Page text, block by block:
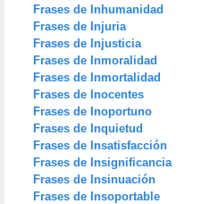
Frases de Inhumanidad
Frases de Injuria
Frases de Injusticia
Frases de Inmoralidad
Frases de Inmortalidad
Frases de Inocentes
Frases de Inoportuno
Frases de Inquietud
Frases de Insatisfacción
Frases de Insignificancia
Frases de Insinuación
Frases de Insoportable